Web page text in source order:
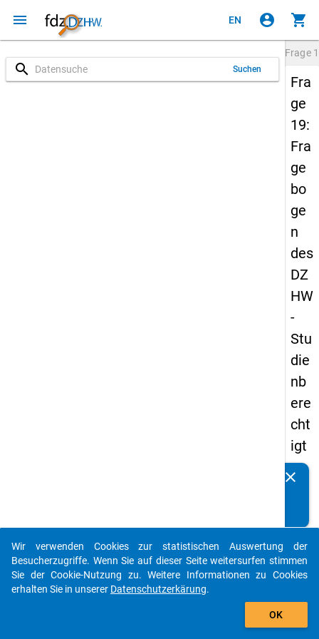
menu EN account_circle shopping_cart
search Suchen
Frage
Fra
ge
19:
Fra
ge
bo
ge
n
des
DZ
HW
-
Stu
die
nb
ere
cht
igt
en
s
20
15
clear
auto_stories
add_shopping_cart
Wir verwenden Cookies zur statistischen Auswertung der
Besucherzugriffe. Wenn Sie auf dieser Seite weitersurfen stimmen
Sie der Cookie-Nutzung zu. Weitere Informationen zu Cookies
erhalten Sie in unserer Datenschutzerkärung.
OK